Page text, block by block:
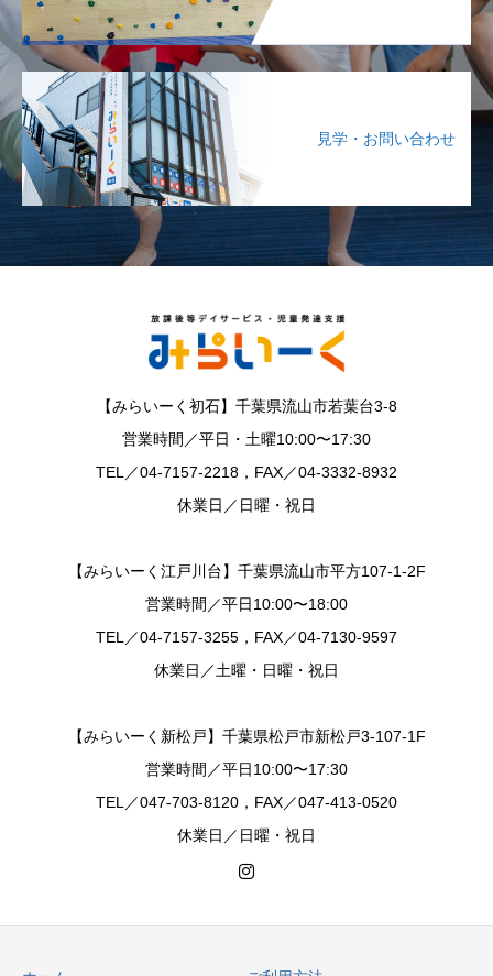
見学・お問い合わせ
【みらいーく初石】千葉県流山市若葉台3-8
営業時間／平日・土曜10:00〜17:30
TEL／04-7157-2218，FAX／04-3332-8932
休業日／日曜・祝日
【みらいーく江戸川台】千葉県流山市平方107-1-2F
営業時間／平日10:00〜18:00
TEL／04-7157-3255，FAX／04-7130-9597
休業日／土曜・日曜・祝日
【みらいーく新松戸】千葉県松戸市新松戸3-107-1F
営業時間／平日10:00〜17:30
TEL／047-703-8120，FAX／047-413-0520
休業日／日曜・祝日